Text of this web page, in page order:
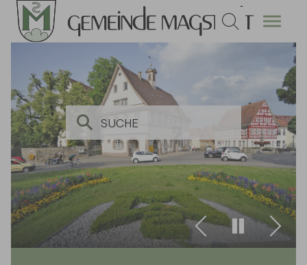
Zum Hauptinhalt springen
Zurück